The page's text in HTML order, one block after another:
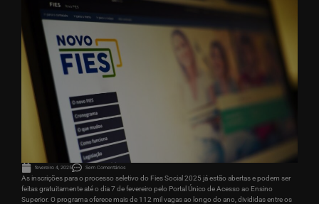
fevereiro 4, 2025 Sem Comentários
As inscrições para o processo seletivo do Fies Social 2025 já estão abertas e podem ser
feitas gratuitamente até o dia 7 de fevereiro pelo Portal Único de Acesso ao Ensino
Superior. O programa oferece mais de 112 mil vagas ao longo do ano, divididas entre os